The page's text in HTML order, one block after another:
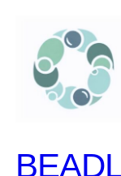
springen